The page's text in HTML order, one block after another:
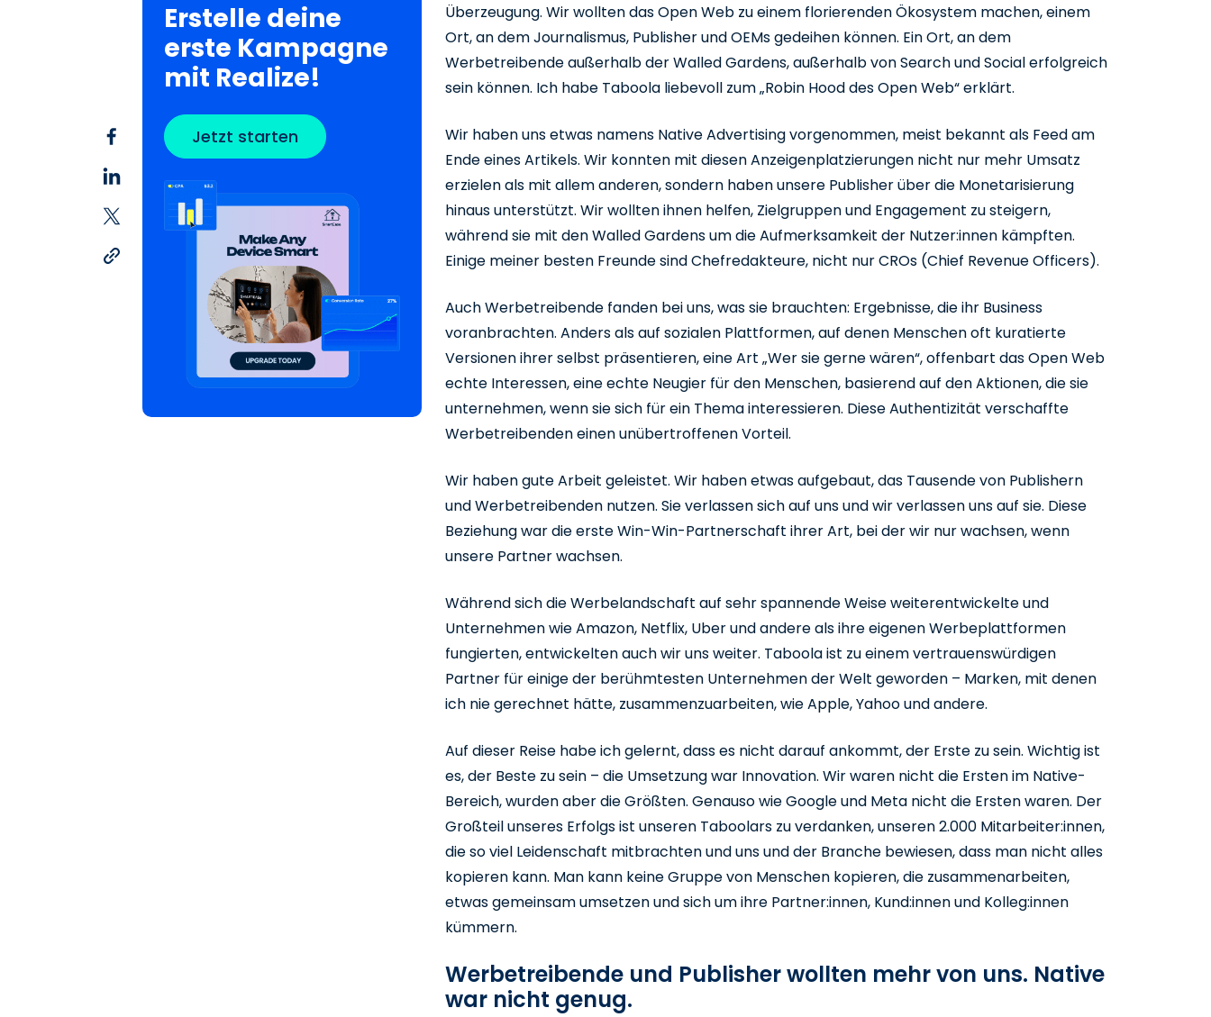
Erstelle deine
erste Kampagne
mit Realize!
Jetzt starten
Überzeugung. Wir wollten das Open Web zu einem florierenden Ökosystem machen, einem
Ort, an dem Journalismus, Publisher und OEMs gedeihen können. Ein Ort, an dem
Werbetreibende außerhalb der Walled Gardens, außerhalb von Search und Social erfolgreich
sein können. Ich habe Taboola liebevoll zum „Robin Hood des Open Web“ erklärt.
Wir haben uns etwas namens Native Advertising vorgenommen, meist bekannt als Feed am
Ende eines Artikels. Wir konnten mit diesen Anzeigenplatzierungen nicht nur mehr Umsatz
erzielen als mit allem anderen, sondern haben unsere Publisher über die Monetarisierung
hinaus unterstützt. Wir wollten ihnen helfen, Zielgruppen und Engagement zu steigern,
während sie mit den Walled Gardens um die Aufmerksamkeit der Nutzer:innen kämpften.
Einige meiner besten Freunde sind Chefredakteure, nicht nur CROs (Chief Revenue Officers).
Auch Werbetreibende fanden bei uns, was sie brauchten: Ergebnisse, die ihr Business
voranbrachten. Anders als auf sozialen Plattformen, auf denen Menschen oft kuratierte
Versionen ihrer selbst präsentieren, eine Art „Wer sie gerne wären“, offenbart das Open Web
echte Interessen, eine echte Neugier für den Menschen, basierend auf den Aktionen, die sie
unternehmen, wenn sie sich für ein Thema interessieren. Diese Authentizität verschaffte
Werbetreibenden einen unübertroffenen Vorteil.
Wir haben gute Arbeit geleistet. Wir haben etwas aufgebaut, das Tausende von Publishern
und Werbetreibenden nutzen. Sie verlassen sich auf uns und wir verlassen uns auf sie. Diese
Beziehung war die erste Win-Win-Partnerschaft ihrer Art, bei der wir nur wachsen, wenn
unsere Partner wachsen.
Während sich die Werbelandschaft auf sehr spannende Weise weiterentwickelte und
Unternehmen wie Amazon, Netflix, Uber und andere als ihre eigenen Werbeplattformen
fungierten, entwickelten auch wir uns weiter. Taboola ist zu einem vertrauenswürdigen
Partner für einige der berühmtesten Unternehmen der Welt geworden – Marken, mit denen
ich nie gerechnet hätte, zusammenzuarbeiten, wie Apple, Yahoo und andere.
Auf dieser Reise habe ich gelernt, dass es nicht darauf ankommt, der Erste zu sein. Wichtig ist
es, der Beste zu sein – die Umsetzung war Innovation. Wir waren nicht die Ersten im Native-
Bereich, wurden aber die Größten. Genauso wie Google und Meta nicht die Ersten waren. Der
Großteil unseres Erfolgs ist unseren Taboolars zu verdanken, unseren 2.000 Mitarbeiter:innen,
die so viel Leidenschaft mitbrachten und uns und der Branche bewiesen, dass man nicht alles
kopieren kann. Man kann keine Gruppe von Menschen kopieren, die zusammenarbeiten,
etwas gemeinsam umsetzen und sich um ihre Partner:innen, Kund:innen und Kolleg:innen
kümmern.
Werbetreibende und Publisher wollten mehr von uns. Native
war nicht genug.